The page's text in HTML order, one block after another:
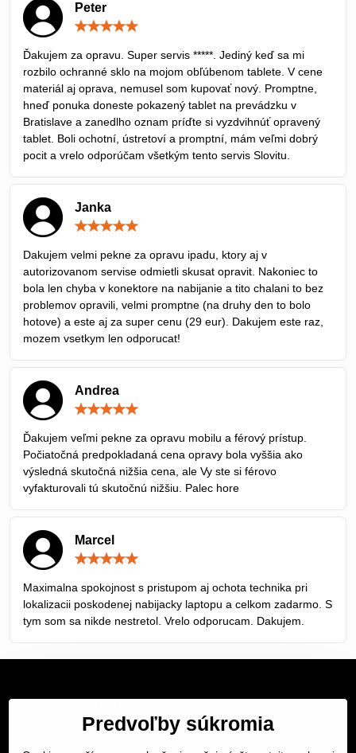
Peter
5
Ďakujem za opravu. Super servis *****. Jediný keď sa mi
rozbilo ochranné sklo na mojom obľúbenom tablete. V cene
materiál aj oprava, nemusel som kupovať nový. Promptne,
hneď ponuka doneste pokazený tablet na prevádzku v
Bratislave a zanedlho oznam príďte si vyzdvihnúť opravený
tablet. Boli ochotní, ústretoví a promptní, mám veľmi dobrý
pocit a vrelo odporúčam všetkým tento servis Slovitu.
Janka
5
Dakujem velmi pekne za opravu ipadu, ktory aj v
autorizovanom servise odmietli skusat opravit. Nakoniec to
bola len chyba v konektore na nabijanie a tito chalani to bez
problemov opravili, velmi promptne (na druhy den to bolo
hotove) a este aj za super cenu (29 eur). Dakujem este raz,
mozem vsetkym len odporucat!
Andrea
5
Ďakujem veľmi pekne za opravu mobilu a férový prístup.
Počiatočná predpokladaná cena opravy bola vyššia ako
výsledná skutočná nižšia cena, ale Vy ste si férovo
vyfakturovali tú skutočnú nižšiu. Palec hore
Marcel
5
Maximalna spokojnost s pristupom aj ochota technika pri
lokalizacii poskodenej nabijacky laptopu a celkom zadarmo. S
tym som sa nikde nestretol. Vrelo odporucam. Dakujem.
Servis Bratislava
Predvoľby súkromia